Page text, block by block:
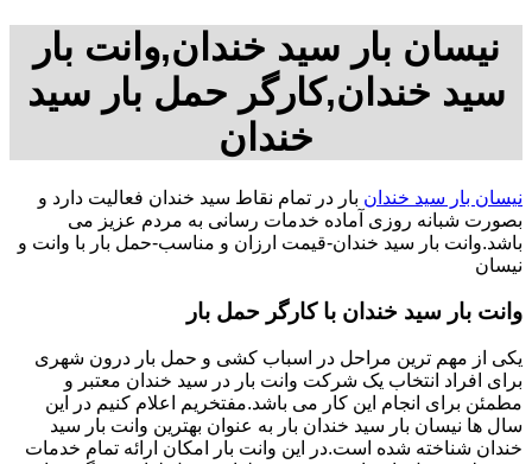
نیسان بار سید خندان,وانت بار
سید خندان,کارگر حمل بار سید
خندان
نیسان بار سید خندان بار در تمام نقاط سید خندان فعالیت دارد و
بصورت شبانه روزی آماده خدمات رسانی به مردم عزیز می
باشد.وانت بار سید خندان-قیمت ارزان و مناسب-حمل بار با وانت و
نیسان
وانت بار سید خندان با کارگر حمل بار
یکی از مهم ترین مراحل در اسباب کشی و حمل بار درون شهری
برای افراد انتخاب یک شرکت وانت بار در سید خندان معتبر و
مطمئن برای انجام این کار می باشد.مفتخریم اعلام کنیم در این
سال ها نیسان بار سید خندان بار به عنوان بهترین وانت بار سید
خندان شناخته شده است.در این وانت بار امکان ارائه تمام خدمات